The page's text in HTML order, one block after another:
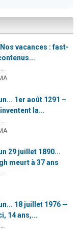
vacances : fast-
1er août 1291 –
la...
29 juillet 1890...
meurt à 37 ans
18 juillet 1976 —
14 ans,...